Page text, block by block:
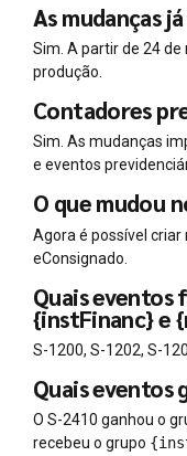
As mudanças
Sim. A partir de 24
produção.
Contadores
Sim. As mudanças
e eventos
O que mudou
Agora é possível
eConsignado.
Quais eventos
{instFinanc} e
S-1200, S-1202, S-
Quais eventos
O S-2410 ganhou o
recebeu o grupo